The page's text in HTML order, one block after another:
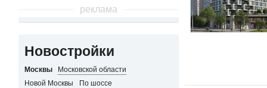
реклама
Новостройки
Москвы
Московской области
Новой Москвы
По шоссе